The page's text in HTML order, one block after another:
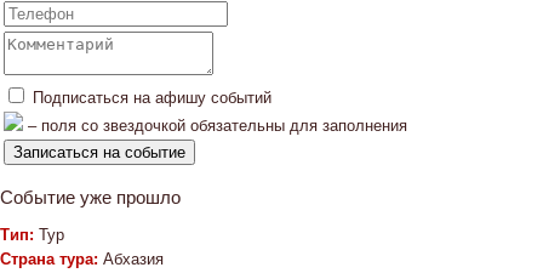
Подписаться на афишу событий
– поля со звездочкой обязательны для заполнения
Событие уже прошло
Тип: Тур
Страна тура: Абхазия